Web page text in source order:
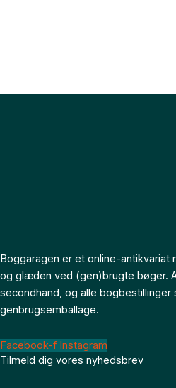
Boggaragen er et online-
og glæden ved (gen)brugte bøger.
secondhand, og alle bogbestillinger
genbrugsemballage.
Facebook-f Instagram
Tilmeld dig vores nyhedsbrev